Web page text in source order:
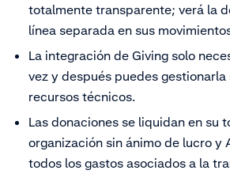
totalmente transparente; verá la
línea separada en sus
La integración de Giving solo
vez y después puedes
recursos técnicos.
Las donaciones se liquidan en su
organización sin ánimo de lucro y
todos los gastos asociados a la